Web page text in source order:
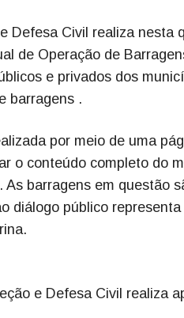
Defesa Civil realiza nesta
de Operação de
e privados dos
barragens .
por meio de uma
o conteúdo completo do
As barragens em questão
diálogo público
e Defesa Civil realiza